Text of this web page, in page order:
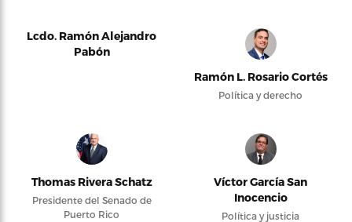
Lcdo. Ramón Alejandro
Pabón
Ramón L. Rosario Cortés
Política y derecho
Thomas Rivera Schatz
Presidente del Senado de
Puerto Rico
Víctor García San
Inocencio
Política y justicia